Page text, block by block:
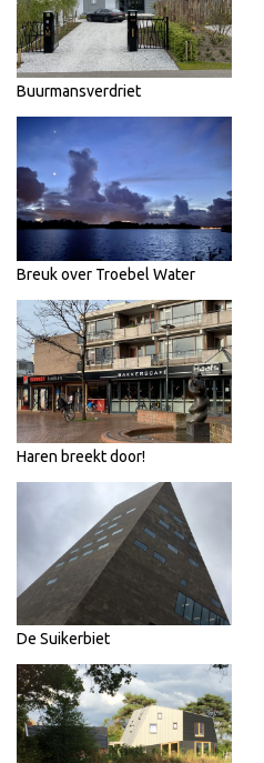
Buurmansverdriet
Breuk over Troebel Water
Haren breekt door!
De Suikerbiet